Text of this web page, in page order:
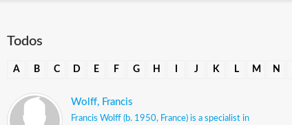
Todos
A B C D E F G H J K L M N
Wolff, Francis
Francis Wolff (b. 1950, France) is a specialist in